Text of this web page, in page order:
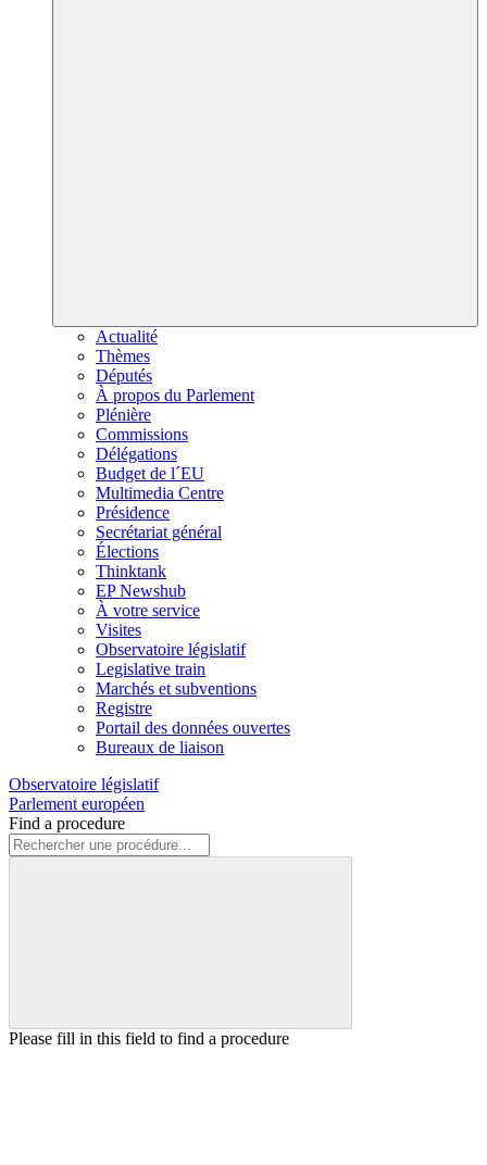
Actualité
Thèmes
Députés
À propos du Parlement
Plénière
Commissions
Délégations
Budget de l´EU
Multimedia Centre
Présidence
Secrétariat général
Élections
Thinktank
EP Newshub
À votre service
Visites
Observatoire législatif
Legislative train
Marchés et subventions
Registre
Portail des données ouvertes
Bureaux de liaison
Observatoire législatif
Parlement européen
Find a procedure
Please fill in this field to find a procedure